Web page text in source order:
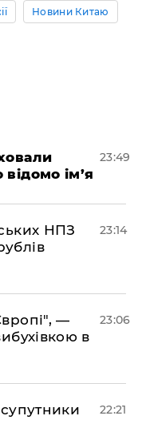
Новини Китаю
ім’я
23:49
НПЗ
23:14
—
в
23:06
22:21